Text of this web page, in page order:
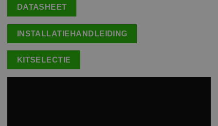
DATASHEET
INSTALLATIEHANDLEIDING
KITSELECTIE